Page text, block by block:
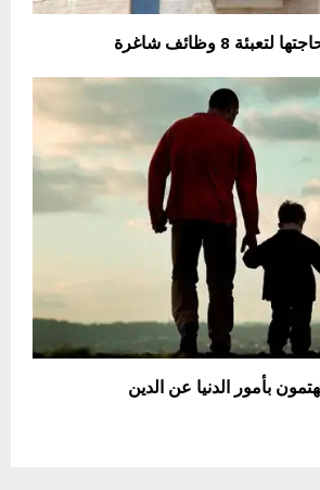
8 وظائف شاغرة
بأمور الدنيا عن الدين